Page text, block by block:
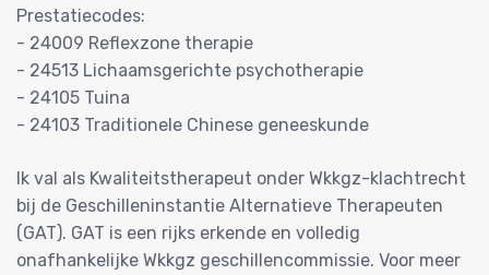
Prestatiecodes:
- 24009 Reflexzone therapie
- 24513 Lichaamsgerichte psychotherapie
- 24105 Tuina
- 24103 Traditionele Chinese geneeskunde
Ik val als Kwaliteitstherapeut onder Wkkgz-klachtrecht
bij de Geschilleninstantie Alternatieve Therapeuten
(GAT). GAT is een rijks erkende en volledig
onafhankelijke Wkkgz geschillencommissie. Voor meer